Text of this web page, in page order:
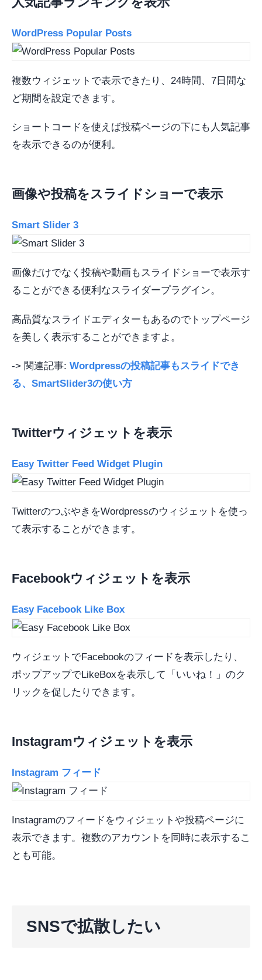
WordPress Popular Posts
複数ウィジェットで表示できたり、24時間、7日間な
ど期間を設定できます。
ショートコードを使えば投稿ページの下にも人気記事
を表示できるのが便利。
画像や投稿をスライドショーで表示
Smart Slider 3
画像だけでなく投稿や動画もスライドショーで表示す
ることができる便利なスライダープラグイン。
高品質なスライドエディターもあるのでトップページ
を美しく表示することができますよ。
-> 関連記事: Wordpressの投稿記事もスライドでき
る、SmartSlider3の使い方
Twitterウィジェットを表示
Easy Twitter Feed Widget Plugin
TwitterのつぶやきをWordpressのウィジェットを使っ
て表示することができます。
Facebookウィジェットを表示
Easy Facebook Like Box
ウィジェットでFacebookのフィードを表示したり、
ポップアップでLikeBoxを表示して「いいね！」のク
リックを促したりできます。
Instagramウィジェットを表示
Instagram フィード
Instagramのフィードをウィジェットや投稿ページに
表示できます。複数のアカウントを同時に表示するこ
とも可能。
SNSで拡散したい